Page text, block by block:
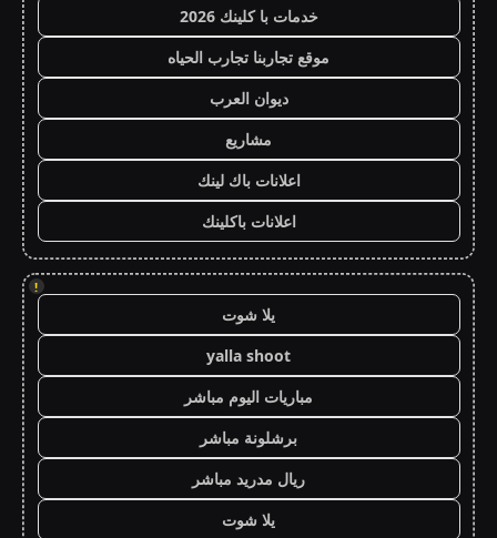
خدمات با كلينك 2026
موقع تجاربنا تجارب الحياه
ديوان العرب
مشاريع
اعلانات باك لينك
اعلانات باكلينك
!
يلا شوت
yalla shoot
مباريات اليوم مباشر
برشلونة مباشر
ريال مدريد مباشر
يلا شوت